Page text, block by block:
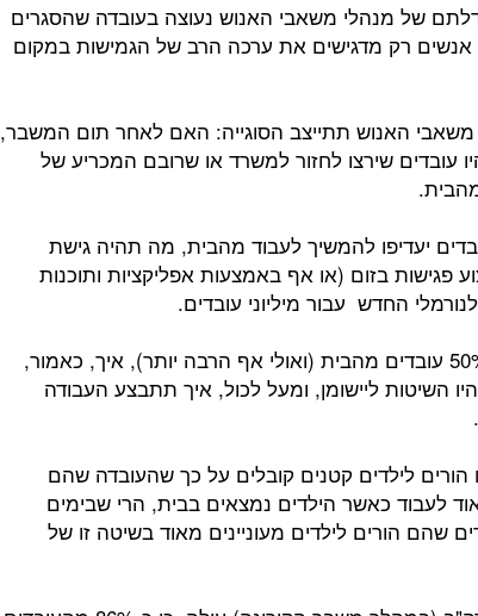
של מנהלי משאבי האנוש נעוצה בעובדה שהסגרים
אנשים רק מדגישים את ערכה הרב של הגמישות במקום
האנוש תתייצב הסוגייה: האם לאחר תום המשבר,
שירצו לחזור למשרד או שרובם המכריע של
יעדיפו להמשיך לעבוד מהבית, מה תהיה גישת
פגישות בזום (או אף באמצעות אפליקציות ותוכנות
החדש עבור מיליוני עובדים.
ואם אכן העולם יעבור ליותר מ-50% עובדים מהבית (ואולי אף הרבה יותר), איך, כאמור,
השיטות ליישומן, ומעל לכול, איך תתבצע העבודה
לילדים קטנים קובלים על כך שהעובדה שהם
לעבוד כאשר הילדים נמצאים בבית, הרי שבימים
שהם הורים לילדים מעוניינים מאוד בשיטה זו של